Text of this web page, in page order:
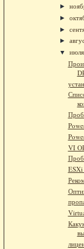
►
►
►
►
▼ июля
VI
ESXi